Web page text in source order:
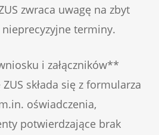
zwraca uwagę na zbyt
terminy.
i załączników**
składa się z formularza
oświadczenia,
potwierdzające brak